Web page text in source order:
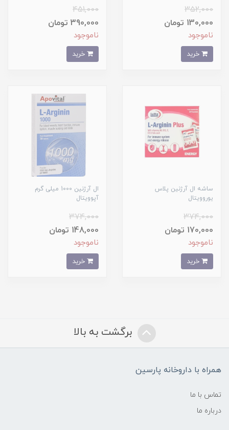
352,000
130,000 تومان
ناموجود
451,000
390,000 تومان
ناموجود
ساشه ال آرژنین پلاس
یوروویتال
374,000
170,000 تومان
ناموجود
ال آرژنین 1000 میلی گرم
آپوویتال
374,000
148,000 تومان
ناموجود
برگشت به بالا
همراه با داروخانه پارسین
تماس با ما
درباره ما